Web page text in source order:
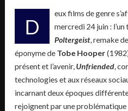
D
eux films de genre
mercredi 24 juin : l’un
Poltergeist, remake
éponyme de Tobe Hooper
présent et l’avenir, Unfriended,
technologies et aux réseaux
incarnant deux époques
rejoignent par une problématique